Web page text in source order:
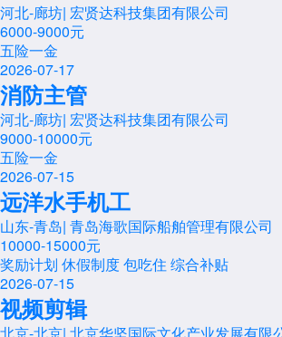
河北-廊坊| 宏贤达科技集团有限公司
6000-9000元
五险一金
2026-07-17
消防主管
河北-廊坊| 宏贤达科技集团有限公司
9000-10000元
五险一金
2026-07-15
远洋水手机工
山东-青岛| 青岛海歌国际船舶管理有限公司
10000-15000元
奖励计划 休假制度包吃住 综合补贴
2026-07-15
视频剪辑